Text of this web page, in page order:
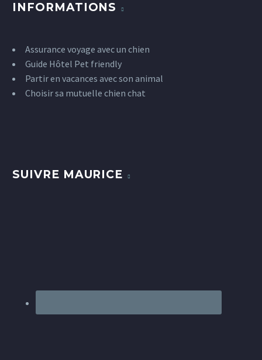
INFORMATIONS
Assurance voyage avec un chien
Guide Hôtel Pet friendly
Partir en vacances avec son animal
Choisir sa mutuelle chien chat
SUIVRE MAURICE